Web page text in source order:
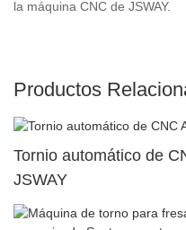
la máquina CNC de JSWAY.
Productos
Tornio automático de
JSWAY